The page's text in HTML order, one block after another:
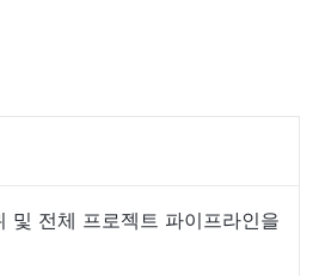
및 전체 프로젝트 파이프라인을